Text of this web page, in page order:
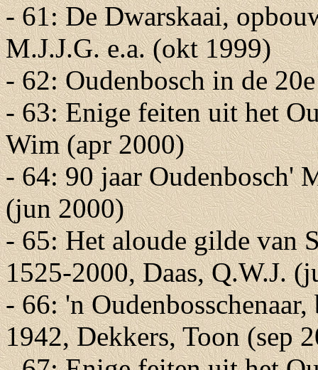
- 61: De Dwarskaai,
M.J.J.G. e.a. (okt 1999)
- 62: Oudenbosch in de
- 63: Enige feiten uit het
Wim (apr 2000)
- 64: 90 jaar Oudenbosch'
(jun 2000)
- 65: Het aloude gilde van
1525-2000, Daas, Q.W.J.
- 66: 'n
1942, Dekkers, Toon (sep